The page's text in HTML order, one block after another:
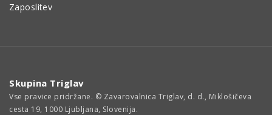
Zaposlitev
Skupina Triglav
Vse pravice pridržane. © Zavarovalnica Triglav, d. d., Miklošičeva
cesta 19, 1000 Ljubljana, Slovenija.